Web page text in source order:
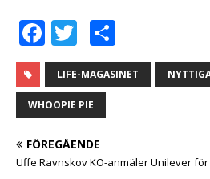
F
a
c
e
b
o
T
w
it
te
r
el
a
LIFE-MAGASINET
WHOOPIE PIE
FÖREGÅENDE
Uffe Ravnskov KO-anmäler Unilever